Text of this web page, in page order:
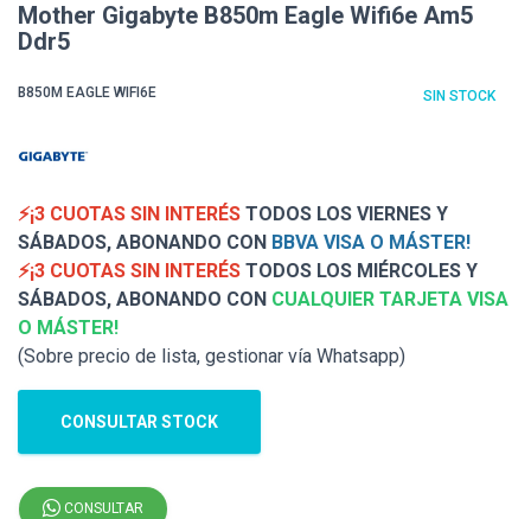
Mother Gigabyte B850m Eagle Wifi6e Am5
Ddr5
B850M EAGLE WIFI6E SIN STOCK
⚡¡3 CUOTAS SIN INTERÉS TODOS LOS VIERNES Y
SÁBADOS, ABONANDO CON BBVA VISA O MÁSTER!
⚡¡3 CUOTAS SIN INTERÉS TODOS LOS MIÉRCOLES Y
SÁBADOS, ABONANDO CON CUALQUIER TARJETA VISA
O MÁSTER!
(Sobre precio de lista, gestionar vía Whatsapp)
CONSULTAR STOCK
CONSULTAR